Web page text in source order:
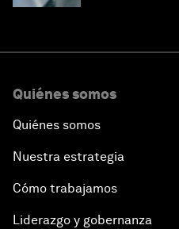
Quiénes somos
Quiénes somos
Nuestra estrategia
Cómo trabajamos
Liderazgo y gobernanza